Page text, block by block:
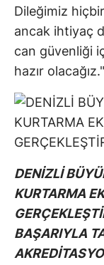
Dileğimiz
ancak ihtiyaç
can güvenliği
hazır olacağız."
DENİZLİ
KURTARMA
BAŞARIYLA